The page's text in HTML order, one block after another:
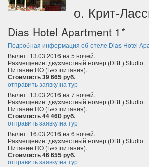
о. Крит-
Dias Hotel Apartment 1*
Подробная информация об отеле Dias Hotel
Вылет: 13.03.2016 на 5 ночей.
Размещение: двухместный номер (DBL) Studio.
Питание RO (Без питания).
Стоимость 39 665 руб.
отправить заявку на тур
Вылет: 13.03.2016 на 7 ночей.
Размещение: двухместный номер (DBL) Studio.
Питание RO (Без питания).
Стоимость 44 460 руб.
отправить заявку на тур
Вылет: 16.03.2016 на 6 ночей.
Размещение: двухместный номер (DBL) Studio.
Питание RO (Без питания).
Стоимость 46 655 руб.
отправить заявку на тур